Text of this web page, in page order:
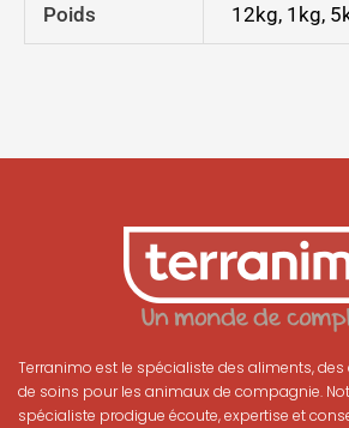
Poids 12kg, 1kg,
Terranimo est le spécialiste des aliments,
de soins pour les animaux de compagnie.
spécialiste prodigue écoute, expertise et